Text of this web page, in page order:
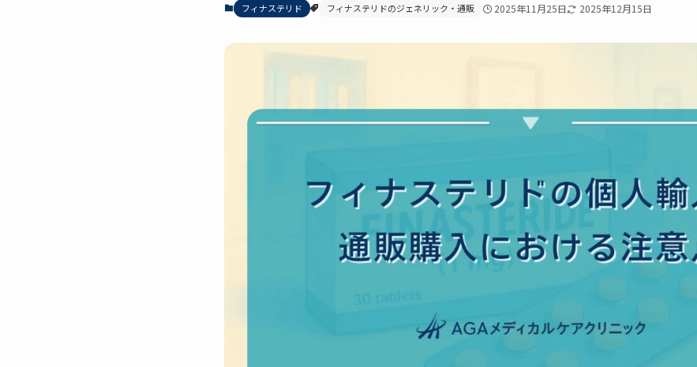
フィナステリド フィナステリドのジェネリック・通販 2025年11月25日 2025年12月15日